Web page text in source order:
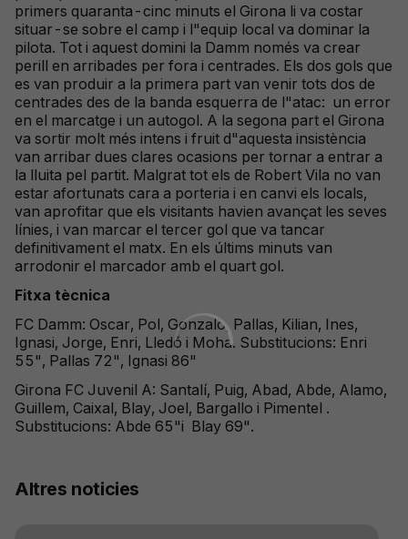
primers quaranta-cinc minuts el Girona li va costar
situar-se sobre el camp i l"equip local va dominar la
pilota. Tot i aquest domini la Damm només va crear
perill en arribades per fora i centrades. Els dos gols que
es van produir a la primera part van venir tots dos de
centrades des de la banda esquerra de l"atac: un error
en el marcatge i un autogol. A la segona part el Girona
va sortir molt més intens i fruit d"aquesta insistència
van arribar dues clares ocasions per tornar a entrar a
la lluita pel partit. Malgrat tot els de Robert Vila no van
estar afortunats cara a porteria i en canvi els locals,
van aprofitar que els visitants havien avançat les seves
línies, i van marcar el tercer gol que va tancar
definitivament el matx. En els últims minuts van
arrodonir el marcador amb el quart gol.
Fitxa tècnica
FC Damm: Oscar, Pol, Gonzalo, Pallas, Kilian, Ines,
Ignasi, Jorge, Enri, Lledó i Moha. Substitucions: Enri
55", Pallas 72", Ignasi 86"
Girona FC Juvenil A: Santalí, Puig, Abad, Abde, Alamo,
Guillem, Caixal, Blay, Joel, Bargallo i Pimentel .
Substitucions: Abde 65"i Blay 69".
Altres noticies